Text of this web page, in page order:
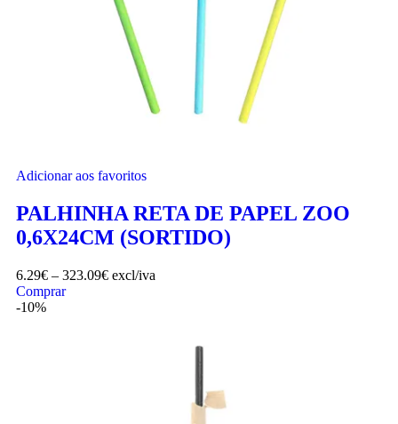
Adicionar aos favoritos
PALHINHA RETA DE PAPEL ZOO
0,6X24CM (SORTIDO)
6.29€ – 323.09€ excl/iva
Comprar
-10%